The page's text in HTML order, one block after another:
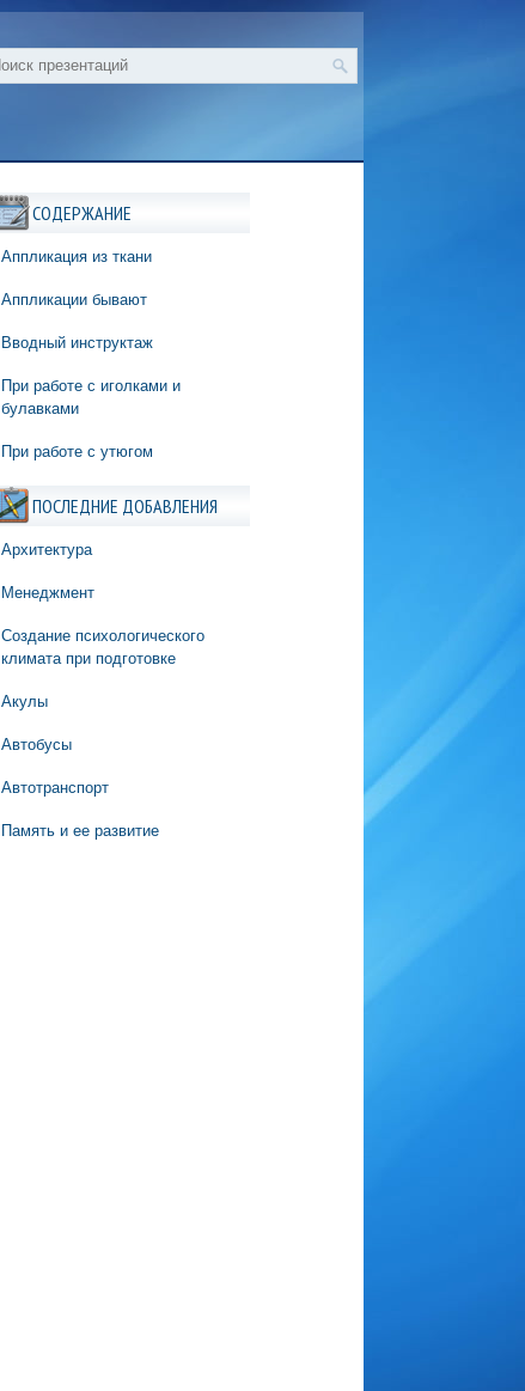
СОДЕРЖАНИЕ
Аппликация из ткани
Аппликации бывают
Вводный инструктаж
При работе с иголками и
булавками
При работе с утюгом
ПОСЛЕДНИЕ ДОБАВЛЕНИЯ
Архитектура
Менеджмент
Создание психологического
климата при подготовке
Акулы
Автобусы
Автотранспорт
Память и ее развитие